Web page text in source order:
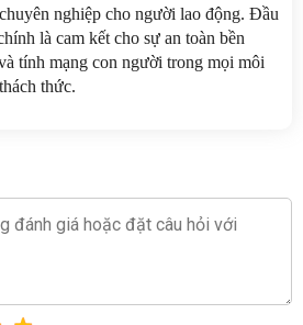
nghiệp cho người lao động. Đầu
là cam kết cho sự an toàn bền
tính mạng con người trong mọi môi
thức.